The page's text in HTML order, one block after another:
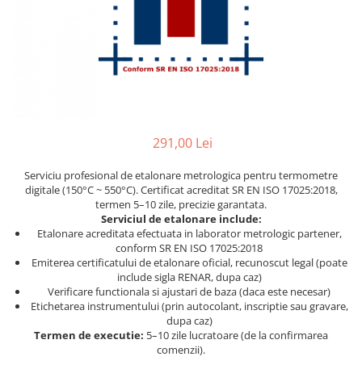
Micrometre speciale
Accesorii micrometre
Ceasuri comparatoare cu levier
Accesorii pentru ceasuri
291,00 Lei
Serviciu profesional de etalonare metrologica pentru termometre
digitale (150°C ~ 550°C). Certificat acreditat SR EN ISO 17025:2018,
termen 5–10 zile, precizie garantata.
Serviciul de etalonare include:
Etalonare acreditata efectuata in laborator metrologic partener,
conform SR EN ISO 17025:2018
Emiterea certificatului de etalonare oficial, recunoscut legal (poate
include sigla RENAR, dupa caz)
Verificare functionala si ajustari de baza (daca este necesar)
Etichetarea instrumentului (prin autocolant, inscriptie sau gravare,
dupa caz)
Termen de executie: 5–10 zile lucratoare (de la confirmarea
comenzii).